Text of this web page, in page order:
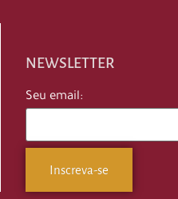
NEWSLETTER
Seu email: